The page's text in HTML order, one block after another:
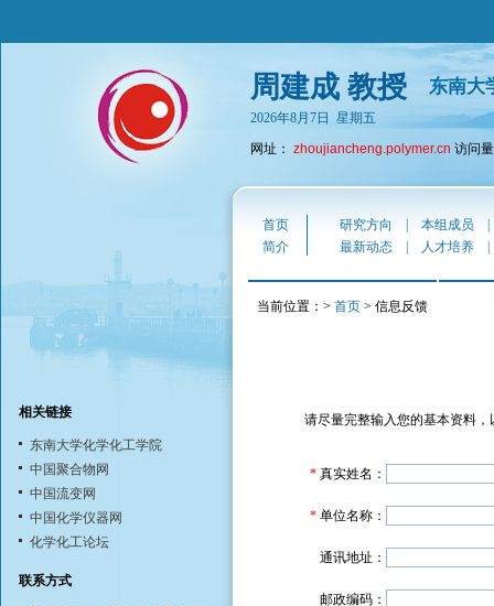
周建成 教授 东南大
2026年8月7日 星期五
网址： zhoujiancheng.polymer.cn 访问
相关链接
东南大学化学化工学院
中国聚合物网
中国流变网
中国化学仪器网
化学化工论坛
联系方式
首页 研究方向 本组成员
简介
最新动态 人才培养
当前位置：> 首页 > 信息反馈
请尽量完整输入您的基本资料
* 真实姓名：
* 单位名称：
通讯地址：
邮政编码：